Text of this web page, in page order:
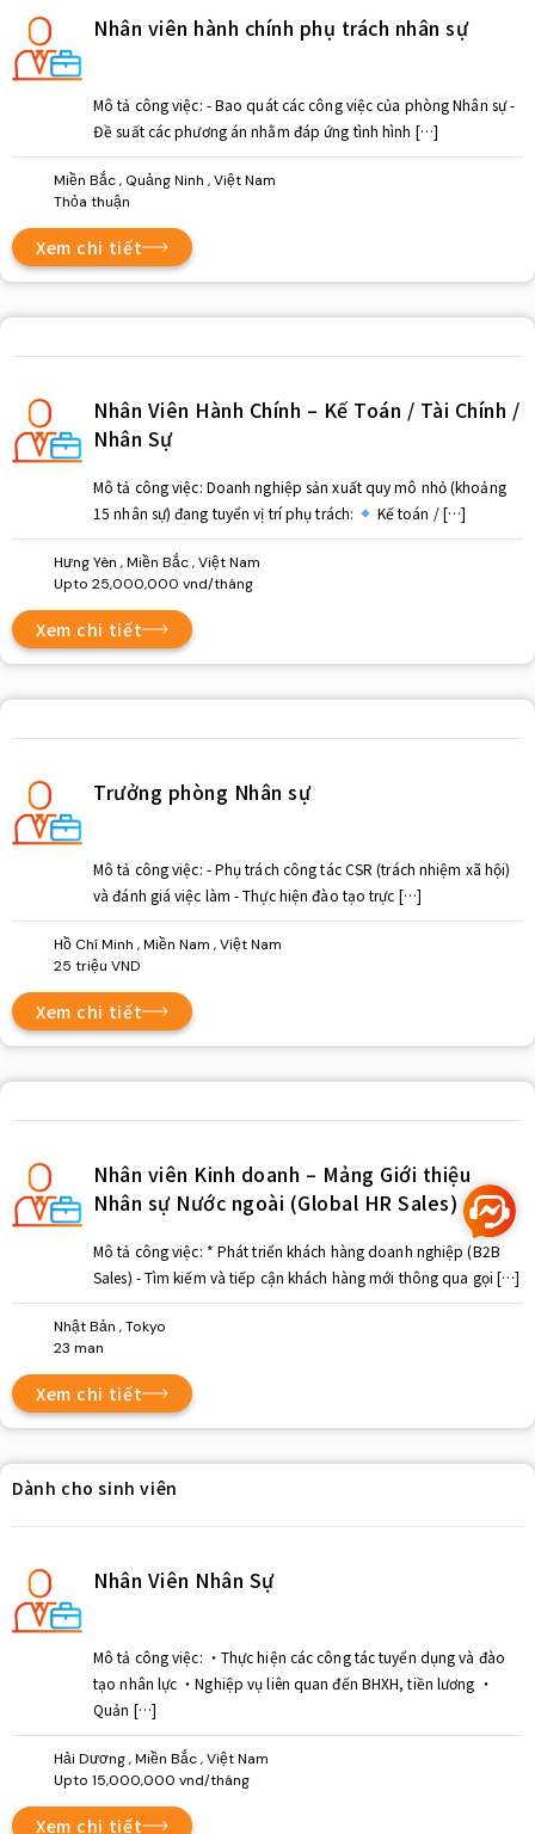
Nhân viên hành chính phụ trách nhân sự
Mô tả công việc: - Bao quát các công việc của phòng Nhân sự -
Đề suất các phương án nhằm đáp ứng tình hình […]
Miền Bắc , Quảng Ninh , Việt Nam
Thỏa thuận
Xem chi tiết
Nhân Viên Hành Chính – Kế Toán / Tài Chính /
Nhân Sự
Mô tả công việc: Doanh nghiệp sản xuất quy mô nhỏ (khoảng
15 nhân sự) đang tuyển vị trí phụ trách:
Kế toán / […]
Hưng Yên , Miền Bắc , Việt Nam
Upto 25,000,000 vnd/tháng
Xem chi tiết
Trưởng phòng Nhân sự
Mô tả công việc: - Phụ trách công tác CSR (trách nhiệm xã hội)
và đánh giá việc làm - Thực hiện đào tạo trực […]
Hồ Chí Minh , Miền Nam , Việt Nam
25 triệu VND
Xem chi tiết
Nhân viên Kinh doanh – Mảng Giới thiệu
Nhân sự Nước ngoài (Global HR Sales)
Mô tả công việc: * Phát triển khách hàng doanh nghiệp (B2B
Sales) - Tìm kiếm và tiếp cận khách hàng mới thông qua gọi […]
Nhật Bản , Tokyo
23 man
Xem chi tiết
Dành cho sinh viên
Nhân Viên Nhân Sự
Mô tả công việc: ・Thực hiện các công tác tuyển dụng và đào
tạo nhân lực ・Nghiệp vụ liên quan đến BHXH, tiền lương ・
Quản […]
Hải Dương , Miền Bắc , Việt Nam
Upto 15,000,000 vnd/tháng
Xem chi tiết